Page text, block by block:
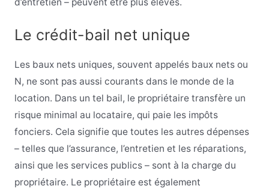
Le crédit-bail net unique
Les baux nets uniques, souvent appelés baux nets ou
N, ne sont pas aussi courants dans le monde de la
location. Dans un tel bail, le propriétaire transfère un
risque minimal au locataire, qui paie les impôts
fonciers. Cela signifie que toutes les autres dépenses
– telles que l’assurance, l’entretien et les réparations,
ainsi que les services publics – sont à la charge du
propriétaire. Le propriétaire est également